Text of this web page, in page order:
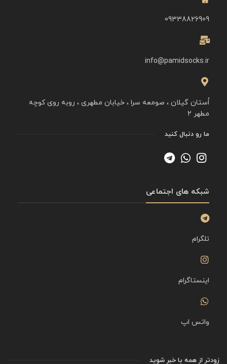
09338826909
info@pamidsocks.ir
اُستان گیلان ، صومعه سرا ، خیابان مطهری ، روبه روی کوچه
مطهر ۲
ما رو دنبال کنید
شبکه های اجتماعی
تلگرام
اینستاگرام
واتس اپ
زودتر از همه با خبر شوید